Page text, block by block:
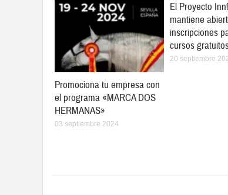
Promociona tu empresa con
el programa «MARCA DOS
HERMANAS»
03 septiembre 2024
El Proyecto
mantiene
inscripciones
cursos
20 septiembre